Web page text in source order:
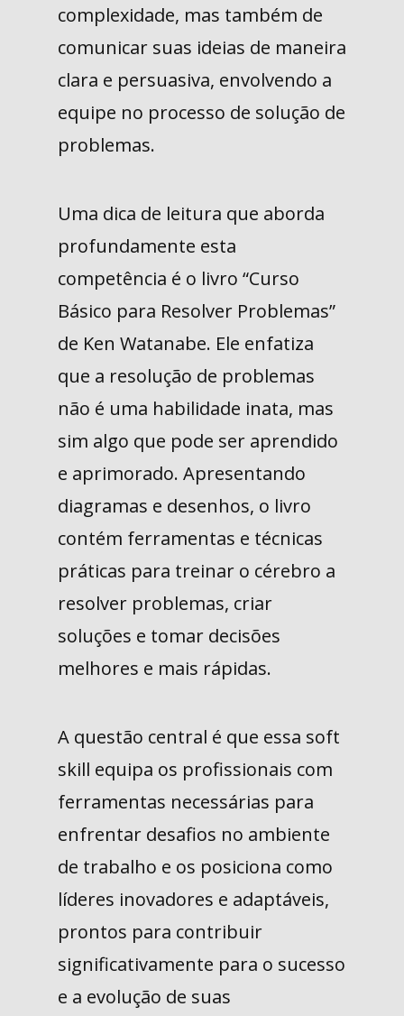
complexidade, mas também de
comunicar suas ideias de maneira
clara e persuasiva, envolvendo a
equipe no processo de solução de
problemas.
Uma dica de leitura que aborda
profundamente esta
competência é o livro “Curso
Básico para Resolver Problemas”
de Ken Watanabe. Ele enfatiza
que a resolução de problemas
não é uma habilidade inata, mas
sim algo que pode ser aprendido
e aprimorado. Apresentando
diagramas e desenhos, o livro
contém ferramentas e técnicas
práticas para treinar o cérebro a
resolver problemas, criar
soluções e tomar decisões
melhores e mais rápidas.
A questão central é que essa soft
skill equipa os profissionais com
ferramentas necessárias para
enfrentar desafios no ambiente
de trabalho e os posiciona como
líderes inovadores e adaptáveis,
prontos para contribuir
significativamente para o sucesso
e a evolução de suas